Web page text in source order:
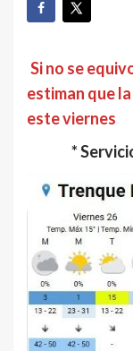
Si no se
estiman que
este viernes
*